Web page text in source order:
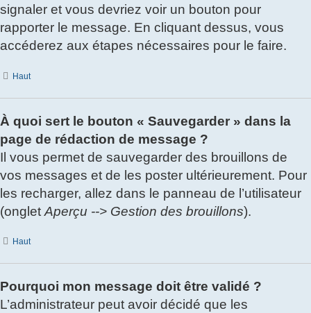
signaler et vous devriez voir un bouton pour
rapporter le message. En cliquant dessus, vous
accéderez aux étapes nécessaires pour le faire.
Haut
À quoi sert le bouton « Sauvegarder » dans la
page de rédaction de message ?
Il vous permet de sauvegarder des brouillons de
vos messages et de les poster ultérieurement. Pour
les recharger, allez dans le panneau de l’utilisateur
(onglet Aperçu --> Gestion des brouillons).
Haut
Pourquoi mon message doit être validé ?
L’administrateur peut avoir décidé que les